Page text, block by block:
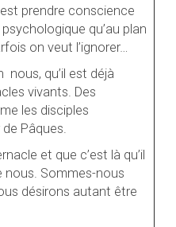
prendre conscience
qu’au plan
on veut l’ignorer…
nous, qu’il est déjà
vivants. Des
les disciples
Pâques.
et que c’est là qu’il
nous. Sommes-nous
désirons autant être